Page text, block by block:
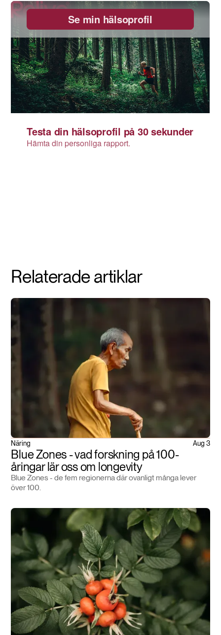
Relaterade artiklar
Näring Aug 3
Blue Zones - vad forskning på 100-
åringar lär oss om longevity
Blue Zones - de fem regionerna där ovanligt många lever
över 100.